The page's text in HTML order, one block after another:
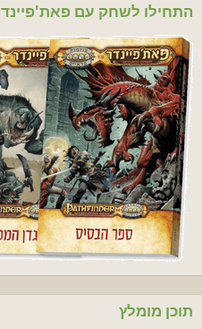
התחילו לשחק עם
תוכן מומלץ